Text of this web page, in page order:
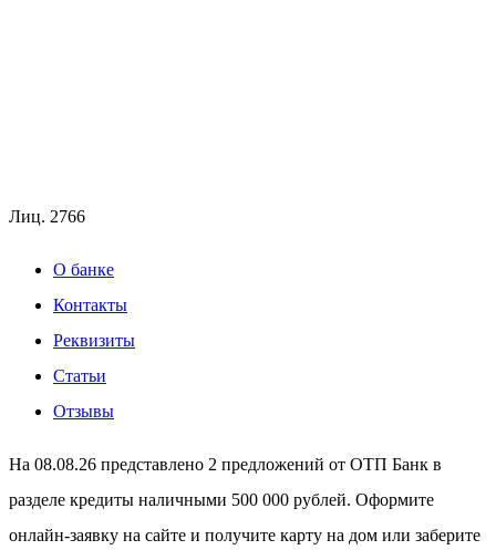
Лиц. 2766
О банке
Контакты
Реквизиты
Статьи
Отзывы
На 08.08.26 представлено 2 предложений от ОТП Банк в
разделе кредиты наличными 500 000 рублей. Оформите
онлайн-заявку на сайте и получите карту на дом или заберите